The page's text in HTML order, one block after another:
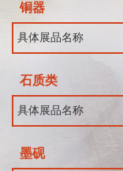
铜器
石质类
墨砚